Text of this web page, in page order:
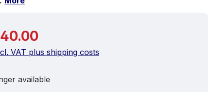
VAT plus shipping costs
available